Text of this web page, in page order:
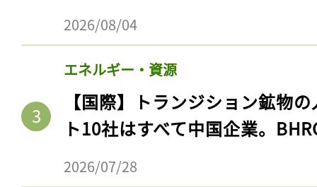
2026/08/04
エネルギー・資源
【国際】トランジション鉱物
ト10社はすべて中国企業。
2026/07/28